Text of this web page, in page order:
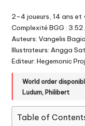
2–4 joueurs, 14 ans et
Complexité BGG : 3.52
Auteurs: Vangelis
Illustrateurs: Angga
Editeur: Hegemonic
World order
Ludum,Philibert
Table of